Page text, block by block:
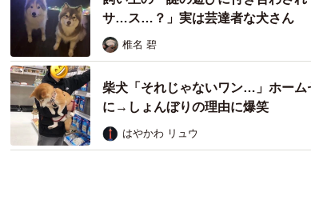
サ…ス…？」実は芸達者な犬さん
椎名 碧
柴犬「それじゃないワン…」ホーム
に→しょんぼりの理由に爆笑
はやかわ リュウ